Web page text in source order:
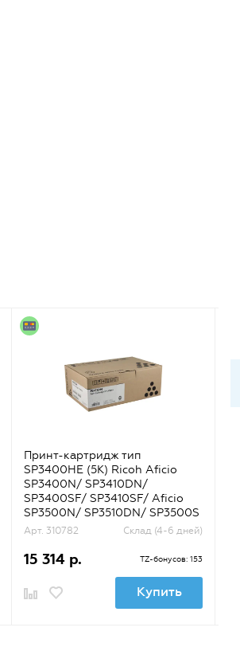
Принт-картридж тип
SP3400HE (5K) Ricoh Aficio
SP3400N/ SP3410DN/
SP3400SF/ SP3410SF/ Aficio
SP3500N/ SP3510DN/ SP3500S
{407648}
Арт. 310782 Склад (4-6 дней)
15 314 р. TZ-бонусов: 153
Купить